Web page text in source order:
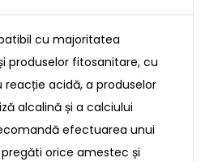
cu majoritatea
produselor fitosanitare, cu
acidă, a produselor
alcalină și a calciului
efectuarea unui
orice amestec și